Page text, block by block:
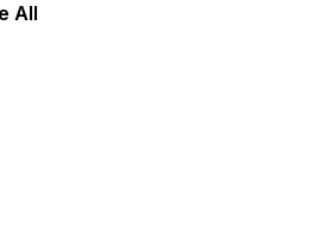
or backward.
All